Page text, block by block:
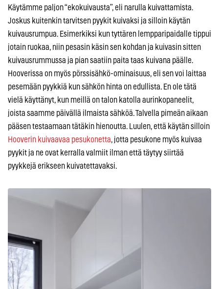
Käytämme paljon “ekokuivausta”, eli narulla kuivattamista.
Joskus kuitenkin tarvitsen pyykit kuivaksi ja silloin käytän
kuivausrumpua. Esimerkiksi kun tyttären lempparipaidalle tippui
jotain ruokaa, niin pesasin käsin sen kohdan ja kuivasin sitten
kuivausrummussa ja pian saatiin paita taas kuivana päälle.
Hooverissa on myös pörssisähkö-ominaisuus, eli sen voi laittaa
pesemään pyykkiä kun sähkön hinta on edullista. En ole tätä
vielä käyttänyt, kun meillä on talon katolla aurinkopaneelit,
joista saamme päivällä ilmaista sähköä. Talvella pimeän aikaan
pääsen testaamaan tätäkin hienoutta. Luulen, että käytän silloin
Hooverin kuivaavaa pesukonetta, jotta pesukone myös kuivaa
pyykit ja ne ovat kerralla valmiit ilman että täytyy siirtää
pyykkejä erikseen kuivatettavaksi.